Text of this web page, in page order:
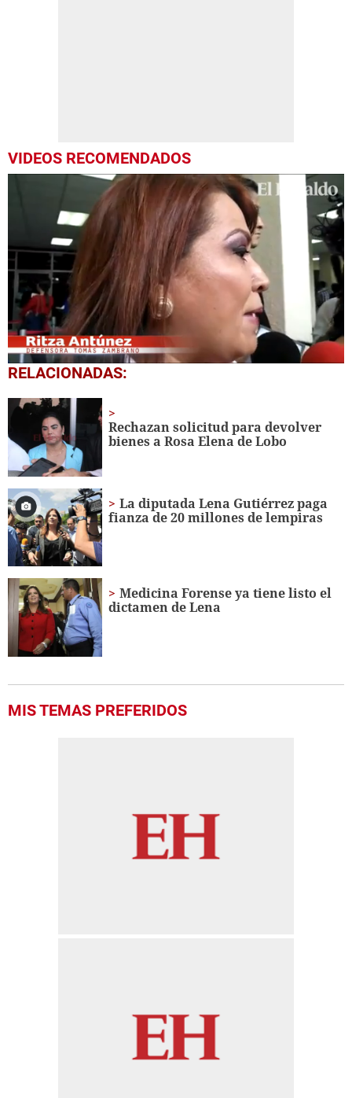
VIDEOS RECOMENDADOS
0
seconds
minute,
32
seconds
RELACIONADAS:
Rechazan solicitud para devolver
bienes a Rosa Elena de Lobo
La diputada Lena Gutiérrez paga
fianza de 20 millones de lempiras
Medicina Forense ya tiene listo el
dictamen de Lena
MIS TEMAS PREFERIDOS